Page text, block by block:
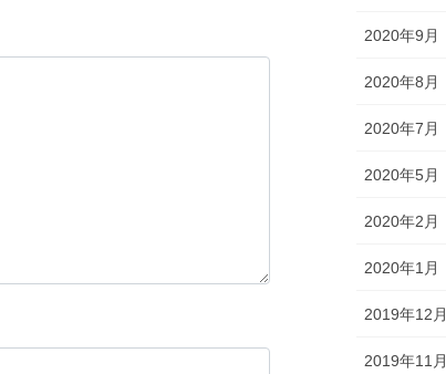
2020年9月
2020年8月
2020年7月
2020年5月
2020年2月
2020年1月
2019年12月
2019年11月